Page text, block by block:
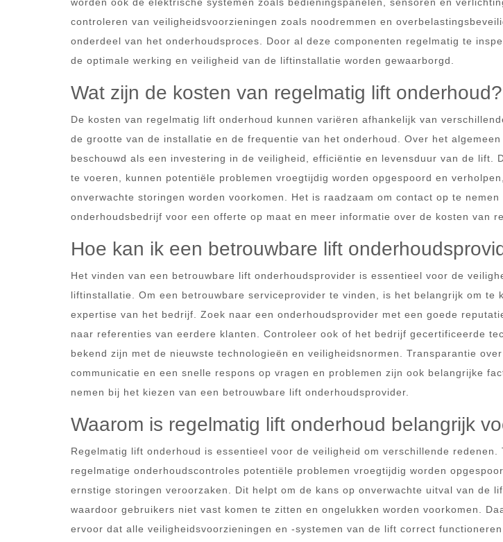
controleren van veiligheidsvoorzieningen zoals noodremmen en
onderdeel van het onderhoudsproces. Door al deze componenten regelmatig te
de optimale werking en veiligheid van de liftinstallatie worden gewaarborgd.
Wat zijn de kosten van regelmatig lift onderhoud?
De kosten van regelmatig lift onderhoud kunnen variëren afhankelijk van
de grootte van de installatie en de frequentie van het onderhoud. Over het
beschouwd als een investering in de veiligheid, efficiëntie en levensduur van de lift.
te voeren, kunnen potentiële problemen vroegtijdig worden opgespoord en
onverwachte storingen worden voorkomen. Het is raadzaam om contact op te
onderhoudsbedrijf voor een offerte op maat en meer informatie over de kosten van
Hoe kan ik een betrouwbare lift
Het vinden van een betrouwbare lift onderhoudsprovider is essentieel voor de
liftinstallatie. Om een betrouwbare serviceprovider te vinden, is het belangrijk om te
expertise van het bedrijf. Zoek naar een onderhoudsprovider met een goede
naar referenties van eerdere klanten. Controleer ook of het bedrijf gecertificeerde
bekend zijn met de nieuwste technologieën en veiligheidsnormen. Transparantie
communicatie en een snelle respons op vragen en problemen zijn ook belangrijke
nemen bij het kiezen van een betrouwbare lift onderhoudsprovider.
Waarom is regelmatig lift onderhoud belangrijk
Regelmatig lift onderhoud is essentieel voor de veiligheid om verschillende redenen.
regelmatige onderhoudscontroles potentiële problemen vroegtijdig worden
ernstige storingen veroorzaken. Dit helpt om de kans op onverwachte uitval van de
waardoor gebruikers niet vast komen te zitten en ongelukken worden voorkomen.
ervoor dat alle veiligheidsvoorzieningen en -systemen van de lift correct